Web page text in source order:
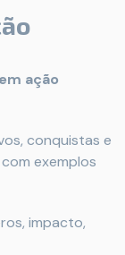
ação
conquistas e
exemplos
impacto,